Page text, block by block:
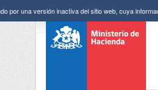
por una versión inactiva del sitio web, cuya